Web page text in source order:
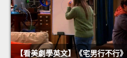
【看美劇學英文】《宅男行不行